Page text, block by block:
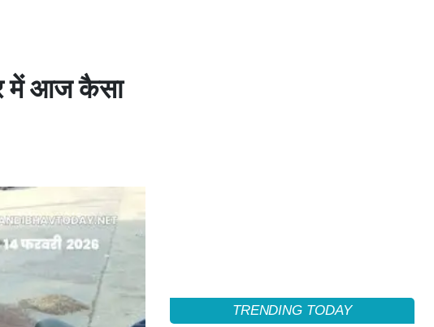
में आज कैसा
TRENDING TODAY